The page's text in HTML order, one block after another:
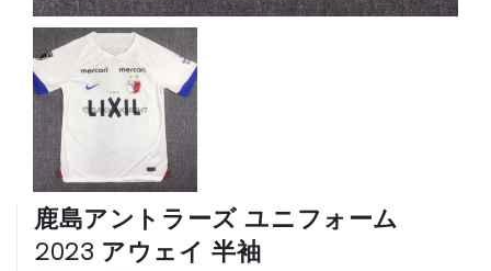
鹿島アントラーズ ユニフォーム
2023 アウェイ 半袖